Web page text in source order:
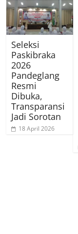
Seleksi
Paskibraka
2026
Pandeglang
Resmi
Dibuka,
Transparansi
Jadi Sorotan
18 April 2026